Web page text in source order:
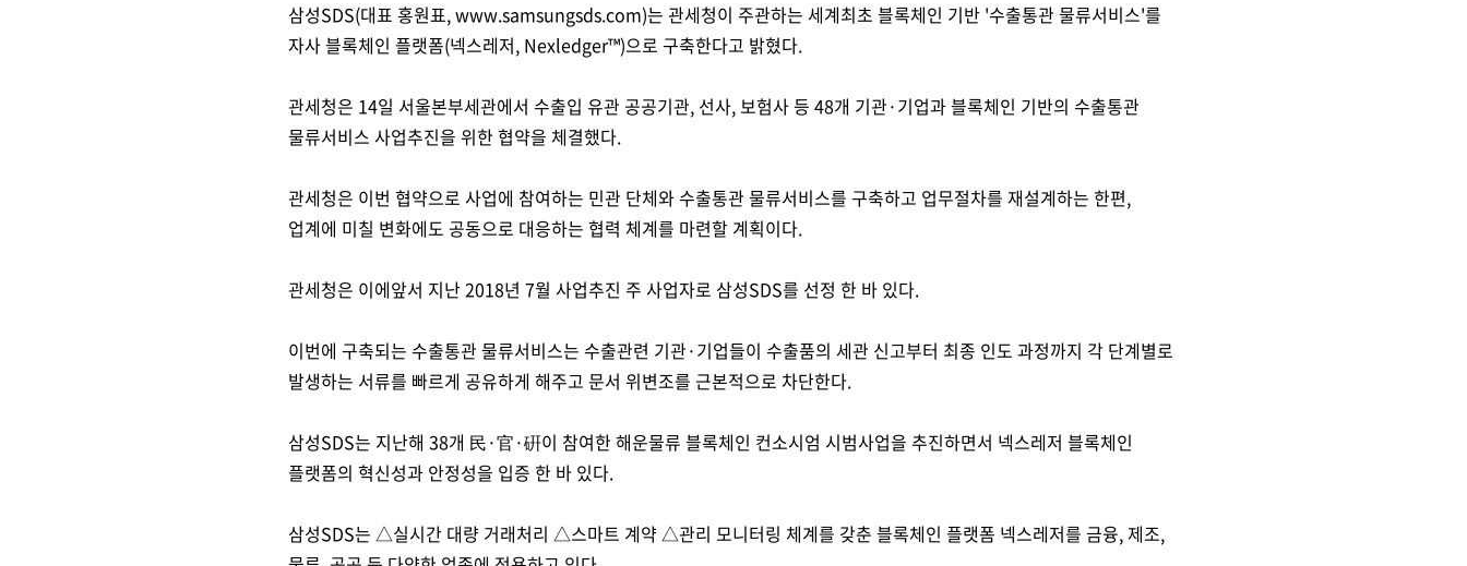
삼성SDS(대표 홍원표, www.samsungsds.com)는 관세청이 주관하는 세계최초 블록체인 기반 '수출통관 물류서비스'를
자사 블록체인 플랫폼(넥스레저, Nexledger™)으로 구축한다고 밝혔다.
관세청은 14일 서울본부세관에서 수출입 유관 공공기관, 선사, 보험사 등 48개 기관·기업과 블록체인 기반의 수출통관
물류서비스 사업추진을 위한 협약을 체결했다.
관세청은 이번 협약으로 사업에 참여하는 민관 단체와 수출통관 물류서비스를 구축하고 업무절차를 재설계하는 한편,
업계에 미칠 변화에도 공동으로 대응하는 협력 체계를 마련할 계획이다.
관세청은 이에앞서 지난 2018년 7월 사업추진 주 사업자로 삼성SDS를 선정 한 바 있다.
이번에 구축되는 수출통관 물류서비스는 수출관련 기관·기업들이 수출품의 세관 신고부터 최종 인도 과정까지 각 단계별로
발생하는 서류를 빠르게 공유하게 해주고 문서 위변조를 근본적으로 차단한다.
삼성SDS는 지난해 38개 民·官·硏이 참여한 해운물류 블록체인 컨소시엄 시범사업을 추진하면서 넥스레저 블록체인
플랫폼의 혁신성과 안정성을 입증 한 바 있다.
삼성SDS는 △실시간 대량 거래처리 △스마트 계약 △관리 모니터링 체계를 갖춘 블록체인 플랫폼 넥스레저를 금융, 제조,